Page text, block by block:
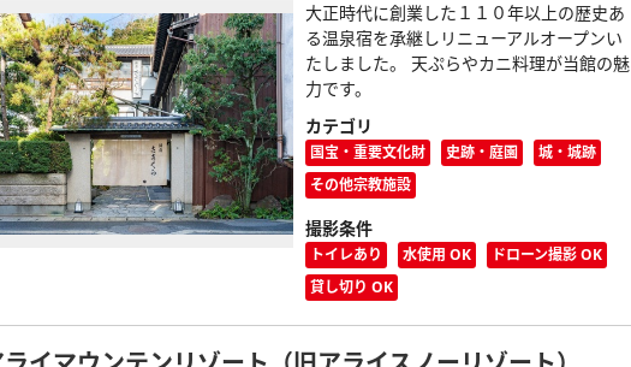
大正時代に創業した１１０年以上の歴史あ
る温泉宿を承継しリニューアルオープンい
たしました。 天ぷらやカニ料理が当館の魅
力です。
カテゴリ
国宝・重要文化財 史跡・庭園
城・城跡
その他宗教施設
撮影条件
トイレあり 水使用 OK
ドローン撮影 OK
貸し切り OK